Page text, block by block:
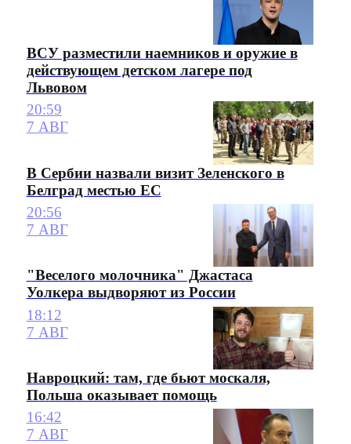
ВСУ разместили наемников и оружие в
действующем детском лагере под
Львовом
20:59
7 АВГ
В Сербии назвали визит Зеленского в
Белград местью ЕС
20:56
7 АВГ
"Веселого молочника" Джастаса
Уолкера выдворяют из России
18:12
7 АВГ
Навроцкий: там, где бьют москаля,
Польша оказывает помощь
16:42
7 АВГ